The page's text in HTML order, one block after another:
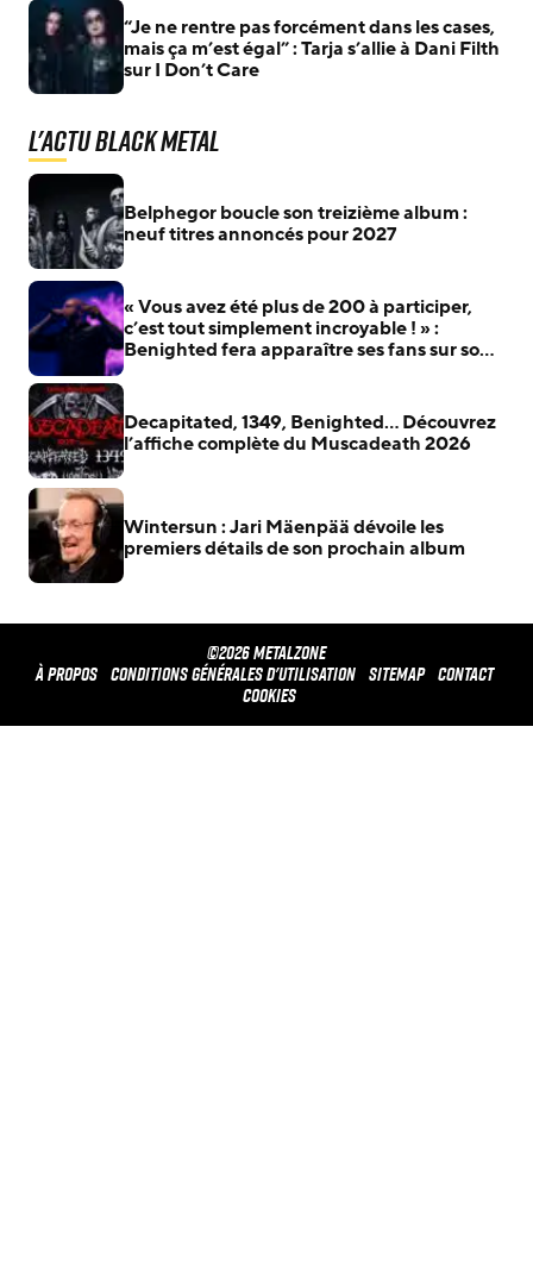
“Je ne rentre pas forcément dans les cases,
mais ça m’est égal” : Tarja s’allie à Dani Filth
sur I Don’t Care
L'actu Black Metal
Belphegor boucle son treizième album :
neuf titres annoncés pour 2027
« Vous avez été plus de 200 à participer,
c’est tout simplement incroyable ! » :
Benighted fera apparaître ses fans sur son
Decapitated, 1349, Benighted… Découvrez
l’affiche complète du Muscadeath 2026
Wintersun : Jari Mäenpää dévoile les
premiers détails de son prochain album
©2026 METALZONE
À propos Conditions générales d'utilisation Sitemap Contact
Cookies